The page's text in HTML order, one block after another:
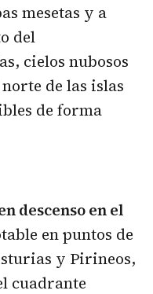
mesetas y a
del
cielos nubosos
de las islas
de forma
descenso en el
en puntos de
y Pirineos,
cuadrante